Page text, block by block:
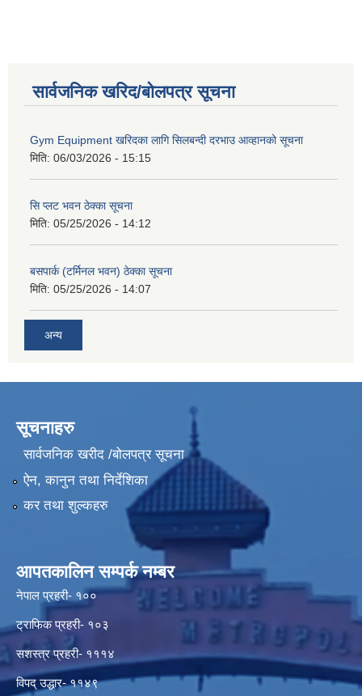
सार्वजनिक खरिद/बोलपत्र सूचना
Gym Equipment खरिदका लागि सिलबन्दी दरभाउ आव्हानको सूचना
मिति: 06/03/2026 - 15:15
सि प्लट भवन ठेक्का सूचना
मिति: 05/25/2026 - 14:12
बसपार्क (टर्मिनल भवन) ठेक्का सूचना
मिति: 05/25/2026 - 14:07
अन्य
सूचनाहरु
सार्वजनिक खरीद /बोलपत्र सूचना
ऐन, कानुन तथा निर्देशिका
कर तथा शुल्कहरु
आपतकालिन सम्पर्क नम्बर
नेपाल प्रहरी- १००
ट्राफिक प्रहरी- १०३
सशस्त्र प्रहरी- १११४
विपद् उद्धार- ११४९